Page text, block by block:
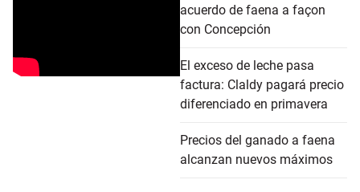
acuerdo de faena a façon
con Concepción
El exceso de leche pasa
factura: Claldy pagará precio
diferenciado en primavera
Precios del ganado a faena
alcanzan nuevos máximos